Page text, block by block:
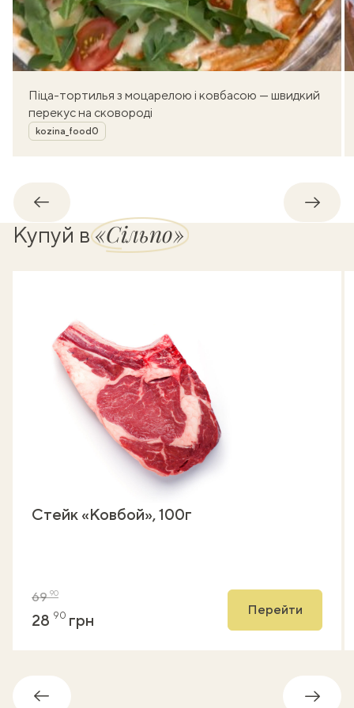
Піца-тортилья з моцарелою і ковбасою — швидкий
перекус на сковороді
Автор
kozina_food0
Назад
Купуй в«Сільпо»
Стейк «Ковбой», 100г
6990
28 90 грн
Перейти
Назад